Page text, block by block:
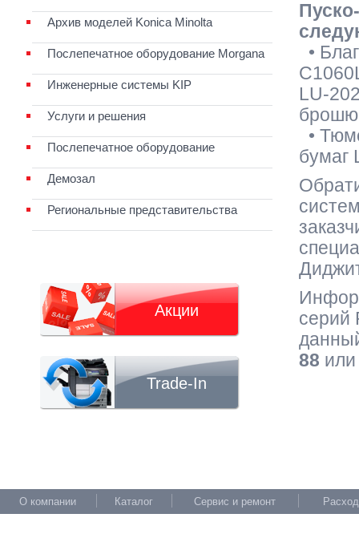
•
LU-
•
бумаг
серий
88
Архив моделей Konica Minolta
Послепечатное оборудование Morgana
Инженерные системы KIP
Услуги и решения
Послепечатное оборудование
Демозал
Региональные представительства
Акции
Trade-In
О компании Каталог Сервис и ремонт